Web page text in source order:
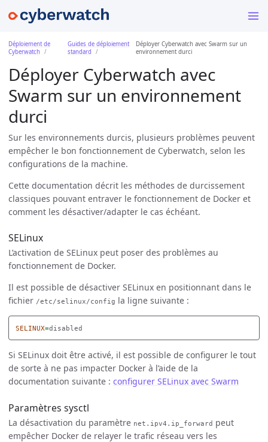
Déploiement de
Cyberwatch
Guides de déploiement
standard
Déployer Cyberwatch avec Swarm sur un
environnement durci
Déployer Cyberwatch avec
Swarm sur un environnement
durci
Sur les environnements durcis, plusieurs problèmes peuvent
empêcher le bon fonctionnement de Cyberwatch, selon les
configurations de la machine.
Cette documentation décrit les méthodes de durcissement
classiques pouvant entraver le fonctionnement de Docker et
comment les désactiver/adapter le cas échéant.
SELinux
L’activation de SELinux peut poser des problèmes au
fonctionnement de Docker.
Il est possible de désactiver SELinux en positionnant dans le
fichier /etc/selinux/config la ligne suivante :
SELINUX=
Si SELinux doit être activé, il est possible de configurer le tout
de sorte à ne pas impacter Docker à l’aide de la
documentation suivante : configurer SELinux avec Swarm
Paramètres sysctl
La désactivation du paramètre net.ipv4.ip_forward peut
empêcher Docker de relayer le trafic réseau vers les